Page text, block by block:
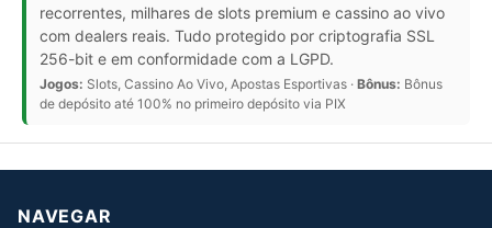
recorrentes, milhares de slots premium e cassino ao vivo
com dealers reais. Tudo protegido por criptografia SSL
256-bit e em conformidade com a LGPD.
Jogos: Slots, Cassino Ao Vivo, Apostas Esportivas · Bônus: Bônus
de depósito até 100% no primeiro depósito via PIX
NAVEGAR